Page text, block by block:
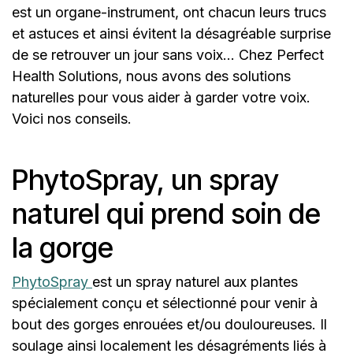
est un organe-instrument, ont chacun leurs trucs
et astuces et ainsi évitent la désagréable surprise
de se retrouver un jour sans voix... Chez Perfect
Health Solutions, nous avons des solutions
naturelles pour vous aider à garder votre voix.
Voici nos conseils.
PhytoSpray, un spray
naturel qui prend soin de
la gorge
PhytoSpray est un spray naturel aux plantes
spécialement conçu et sélectionné pour venir à
bout des gorges enrouées et/ou douloureuses. Il
soulage ainsi localement les désagréments liés à